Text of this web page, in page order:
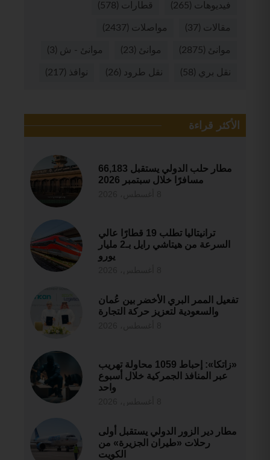
فيديوهات (265) قطارات (578)
مقالات (37) مواصلات (2437)
موانئ (2875) موانئ (23) موانئ - ش (3)
نقل بري (58) نقل طرود (26) نوافذ (217)
الأكثر قراءة
مطار حلب الدولي يستقبل 66,183
مسافرًا خلال سبتمبر 2026
ترانيتاليا تطلب 19 قطارًا عالي
السرعة من هيتاشي رايل بـ2 مليار
يورو
تفعيل الممر البري الأخضر بين عُمان
والسعودية لتعزيز حركة التجارة
«زاتكا»: إحباط 1059 محاولة تهريب
عبر المنافذ الجمركية خلال أسبوع
واحد
مطار دير الزور الدولي يستقبل أولى
رحلات «طيران الجزيرة» من
الكويت